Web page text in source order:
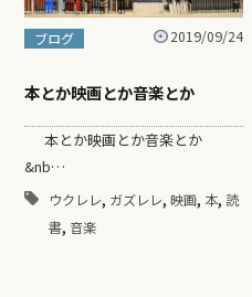
ブログ 2019/09/24
本とか映画とか音楽とか
本とか映画とか音楽とか
&nb…
ウクレレ, ガズレレ, 映画, 本, 読
書, 音楽